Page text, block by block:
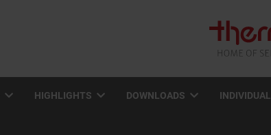
HIGHLIGHTS DOWNLOADS INDIVIDUAL